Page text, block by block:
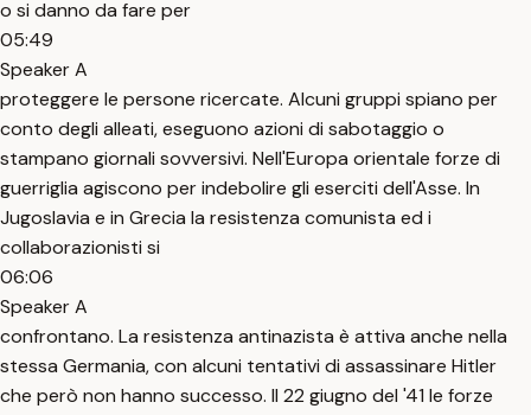
o si danno da fare per
05:49
Speaker A
proteggere le persone ricercate. Alcuni gruppi spiano per
conto degli alleati, eseguono azioni di sabotaggio o
stampano giornali sovversivi. Nell'Europa orientale forze di
guerriglia agiscono per indebolire gli eserciti dell'Asse. In
Jugoslavia e in Grecia la resistenza comunista ed i
collaborazionisti si
06:06
Speaker A
confrontano. La resistenza antinazista è attiva anche nella
stessa Germania, con alcuni tentativi di assassinare Hitler
che però non hanno successo. Il 22 giugno del '41 le forze